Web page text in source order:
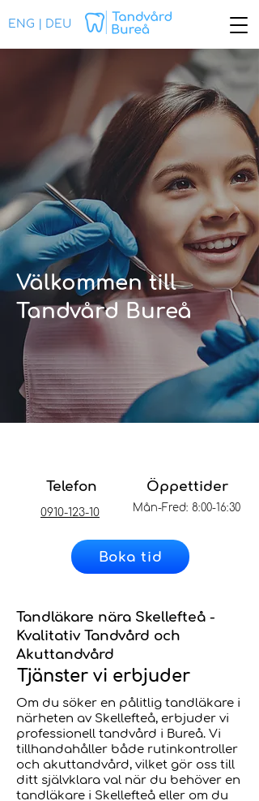
ENG DEU
Välkommen till
Tandvård Bureå
Telefon
0910-123-10
Öppettider
Mån-Fred: 8:00-16:30
Boka tid
Tandläkare nära Skellefteå -
Kvalitativ Tandvård och
Akuttandvård
Tjänster vi erbjuder
Om du söker en pålitlig tandläkare i
närheten av Skellefteå, erbjuder vi
professionell tandvård i Bureå. Vi
tillhandahåller både rutinkontroller
och akuttandvård, vilket gör oss till
ditt självklara val när du behöver en
tandläkare i Skellefteå eller om du